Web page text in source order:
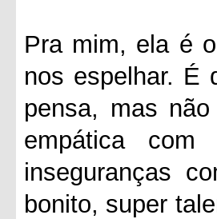
Pra mim, ela é
nos espelhar. É
pensa, mas
empática
inseguranças
bonito, super